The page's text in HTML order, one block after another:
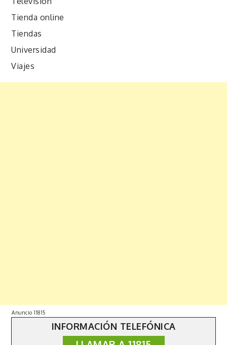
Tienda online
Tiendas
Universidad
Viajes
Anuncio 11815
INFORMACIÓN TELEFÓNICA